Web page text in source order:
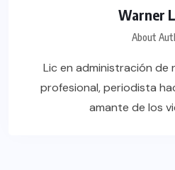
Warner
About
Lic en administración de
profesional, periodista
amante de los